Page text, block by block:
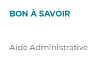
BON À SAVOIR
Aide Administrative